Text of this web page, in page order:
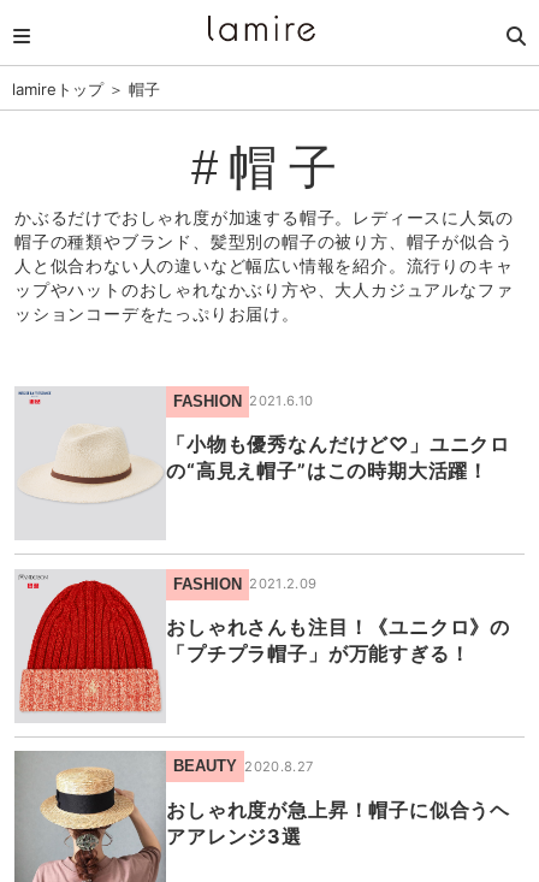
lamireトップ＞ 帽子
#帽子
かぶるだけでおしゃれ度が加速する帽子。レディースに人気の
帽子の種類やブランド、髪型別の帽子の被り方、帽子が似合う
人と似合わない人の違いなど幅広い情報を紹介。流行りのキャ
ップやハットのおしゃれなかぶり方や、大人カジュアルなファ
ッションコーデをたっぷりお届け。
FASHION 2021.6.10
「小物も優秀なんだけど♡」ユニクロ
の“高見え帽子”はこの時期大活躍！
FASHION 2021.2.09
おしゃれさんも注目！《ユニクロ》の
「プチプラ帽子」が万能すぎる！
BEAUTY 2020.8.27
おしゃれ度が急上昇！帽子に似合うヘ
アアレンジ3選